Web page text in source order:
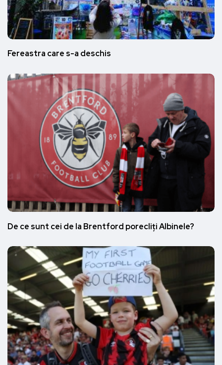
Fereastra care s-a deschis
De ce sunt cei de la Brentford porecliți Albinele?